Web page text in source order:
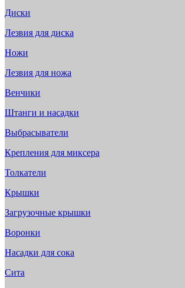
Диски
Лезвия для диска
Ножи
Лезвия для ножа
Венчики
Штанги и насадки
Выбрасыватели
Крепления для миксера
Толкатели
Крышки
Загрузочные крышки
Воронки
Насадки для сока
Сита